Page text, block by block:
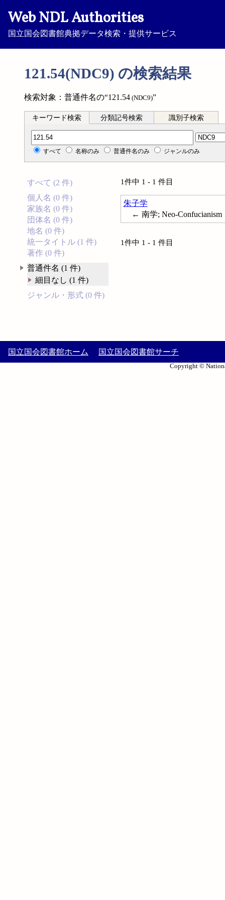
Web NDL Authorities
国立国会図書館典拠データ検索・提供サービス
121.54(NDC9) の検索結果
検索対象：普通件名の“121.54 (NDC9)”
キーワード検索 分類記号検索 識別子検索
分類記号検索
すべて 名称のみ 普通件名のみ ジャンルのみ
すべて (2 件)
個人名 (0 件)
家族名 (0 件)
団体名 (0 件)
地名 (0 件)
統一タイトル (1 件)
著作 (0 件)
普通件名 (1 件)
細目なし (1 件)
ジャンル・形式 (0 件)
1件中 1 - 1 件目
朱子学
← 南学; Neo-Confucianism
1件中 1 - 1 件目
国立国会図書館ホーム 国立国会図書館サーチ
Copyright ©